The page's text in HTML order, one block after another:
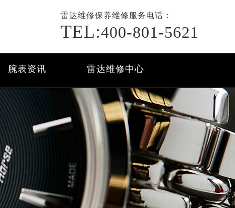
雷达维修保养维修服务电话：
TEL:400-801-5621
腕表资讯 雷达维修中心